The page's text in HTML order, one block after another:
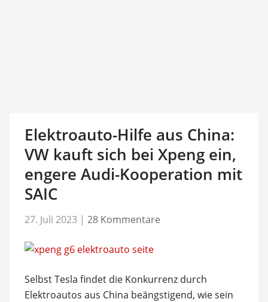
Elektroauto-Hilfe aus China:
VW kauft sich bei Xpeng ein,
engere Audi-Kooperation mit
SAIC
27. Juli 2023 | 28 Kommentare
Selbst Tesla findet die Konkurrenz durch
Elektroautos aus China beängstigend, wie sein